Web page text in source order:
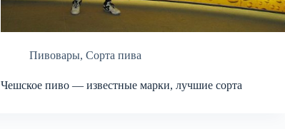
Пивовары, Сорта пива
Чешское пиво — известные марки, лучшие сорта